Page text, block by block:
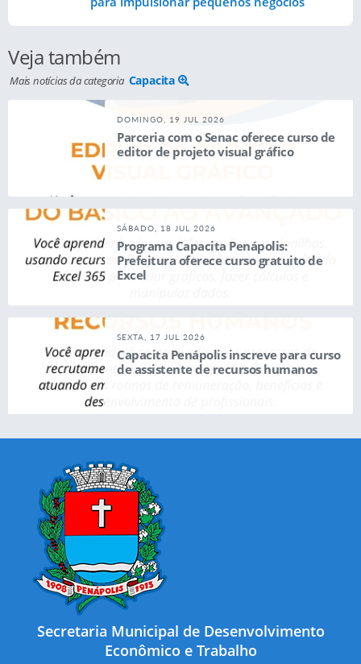
Veja também
Mais notícias da categoria Capacita
DOMINGO, 19 JUL 2026
Parceria com o Senac oferece curso de
editor de projeto visual gráfico
SÁBADO, 18 JUL 2026
Programa Capacita Penápolis:
Prefeitura oferece curso gratuito de
Excel
SEXTA, 17 JUL 2026
Capacita Penápolis inscreve para curso
de assistente de recursos humanos
Secretaria Municipal de Desenvolvimento
Econômico e Trabalho